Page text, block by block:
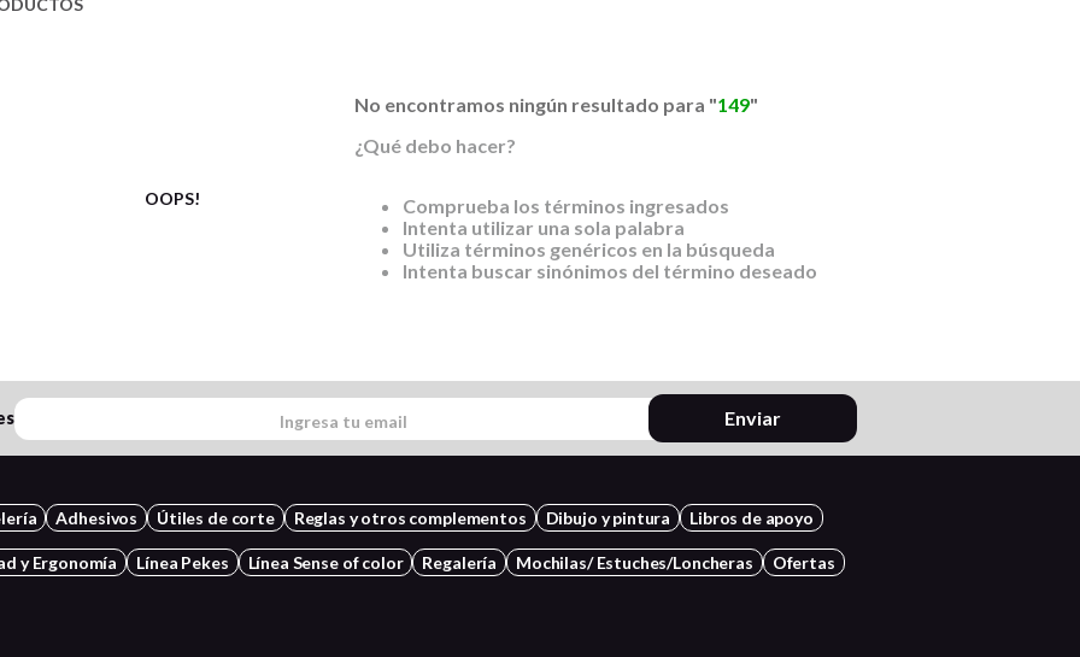
OOPS!
No encontramos ningún resultado para "149"
¿Qué debo hacer?
Comprueba los términos ingresados
Intenta utilizar una sola palabra
Utiliza términos genéricos en la búsqueda
Intenta buscar sinónimos del término deseado
Enviar
Adhesivos Útiles de corte Reglas y otros complementos Dibujo y pintura Libros de apoyo
y Ergonomía Línea Pekes Línea Sense of color Regalería Mochilas/ Estuches/Loncheras Ofertas